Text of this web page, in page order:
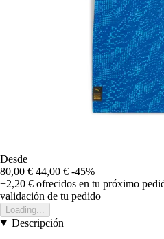
Desde
80,00 € 44,00 € -45%
+2,20 € ofrecidos en tu próximo
validación de tu pedido
Loading...
Descripción